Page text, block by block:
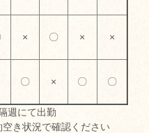
× 〇 × ×
〇 × 〇 〇
週にて出勤
き状況で確認ください